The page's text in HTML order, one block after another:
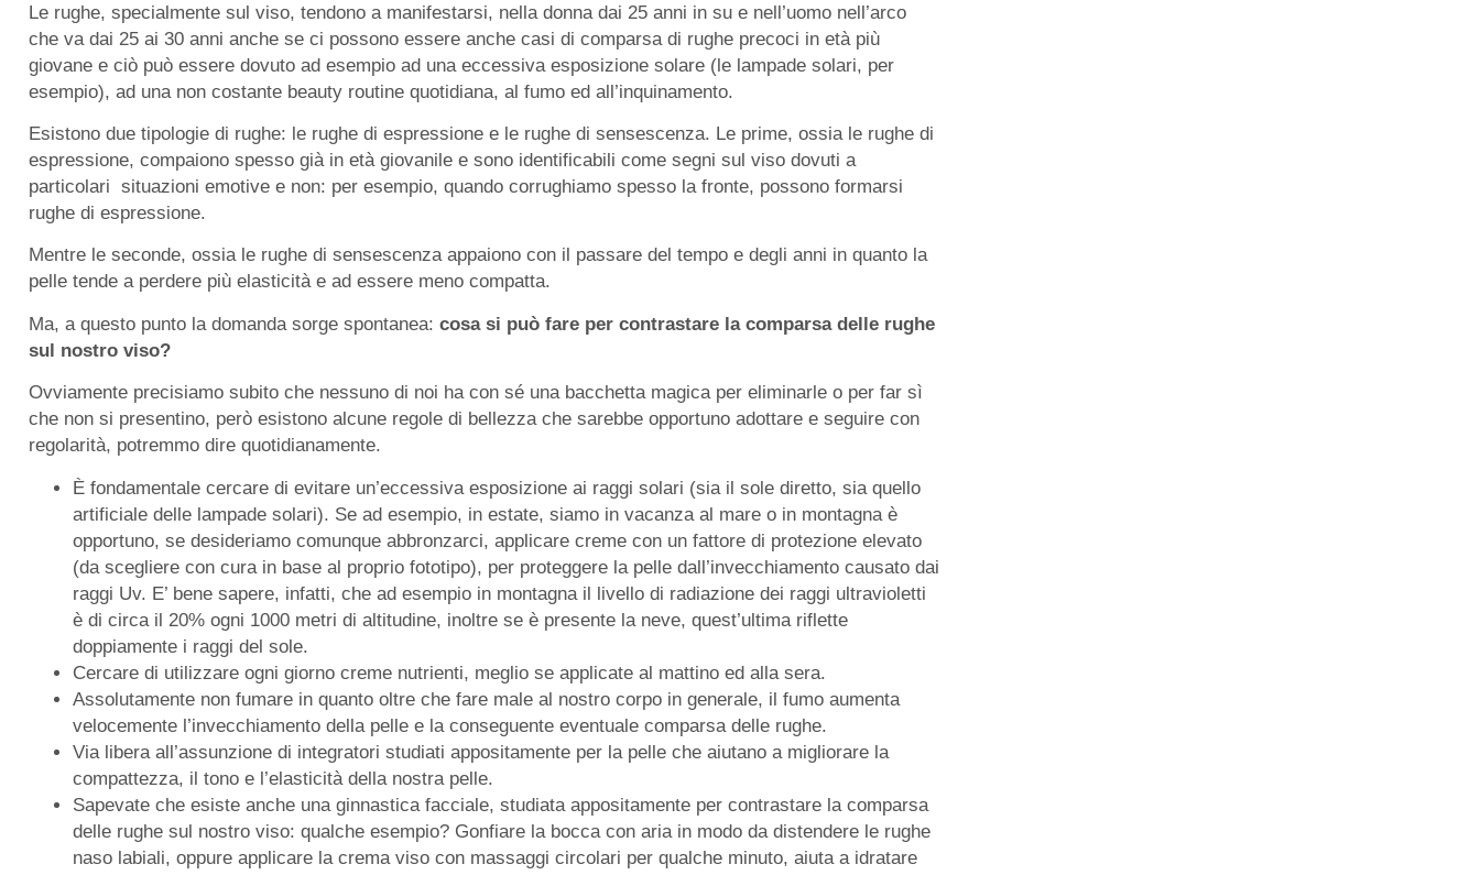
Le rughe, specialmente sul viso, tendono a manifestarsi, nella donna dai 25 anni in su e nell’uomo nell’arco
che va dai 25 ai 30 anni anche se ci possono essere anche casi di comparsa di rughe precoci in età più
giovane e ciò può essere dovuto ad esempio ad una eccessiva esposizione solare (le lampade solari, per
esempio), ad una non costante beauty routine quotidiana, al fumo ed all’inquinamento.
Esistono due tipologie di rughe: le rughe di espressione e le rughe di sensescenza. Le prime, ossia le rughe di
espressione, compaiono spesso già in età giovanile e sono identificabili come segni sul viso dovuti a
particolari situazioni emotive e non: per esempio, quando corrughiamo spesso la fronte, possono formarsi
rughe di espressione.
Mentre le seconde, ossia le rughe di sensescenza appaiono con il passare del tempo e degli anni in quanto la
pelle tende a perdere più elasticità e ad essere meno compatta.
Ma, a questo punto la domanda sorge spontanea: cosa si può fare per contrastare la comparsa delle rughe
sul nostro viso?
Ovviamente precisiamo subito che nessuno di noi ha con sé una bacchetta magica per eliminarle o per far sì
che non si presentino, però esistono alcune regole di bellezza che sarebbe opportuno adottare e seguire con
regolarità, potremmo dire quotidianamente.
È fondamentale cercare di evitare un’eccessiva esposizione ai raggi solari (sia il sole diretto, sia quello
artificiale delle lampade solari). Se ad esempio, in estate, siamo in vacanza al mare o in montagna è
opportuno, se desideriamo comunque abbronzarci, applicare creme con un fattore di protezione elevato
(da scegliere con cura in base al proprio fototipo), per proteggere la pelle dall’invecchiamento causato dai
raggi Uv. E’ bene sapere, infatti, che ad esempio in montagna il livello di radiazione dei raggi ultravioletti
è di circa il 20% ogni 1000 metri di altitudine, inoltre se è presente la neve, quest’ultima riflette
doppiamente i raggi del sole.
Cercare di utilizzare ogni giorno creme nutrienti, meglio se applicate al mattino ed alla sera.
Assolutamente non fumare in quanto oltre che fare male al nostro corpo in generale, il fumo aumenta
velocemente l’invecchiamento della pelle e la conseguente eventuale comparsa delle rughe.
Via libera all’assunzione di integratori studiati appositamente per la pelle che aiutano a migliorare la
compattezza, il tono e l’elasticità della nostra pelle.
Sapevate che esiste anche una ginnastica facciale, studiata appositamente per contrastare la comparsa
delle rughe sul nostro viso: qualche esempio? Gonfiare la bocca con aria in modo da distendere le rughe
naso labiali, oppure applicare la crema viso con massaggi circolari per qualche minuto, aiuta a idratare